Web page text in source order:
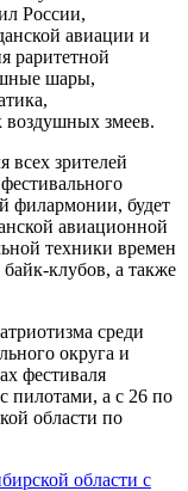
России,
авиации и
раритетной
шары,
воздушных змеев.
всех зрителей
филармонии, будет
авиационной
техники времен
клубов, а также
среди
округа и
фестиваля
пилотами, а с 26 по
области по
области с